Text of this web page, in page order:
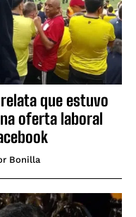
que estuvo
oferta laboral
Bonilla